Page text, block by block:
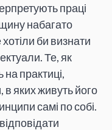
праці
набагато
би визнати
Те, як
практиці,
яких живуть його
самі по собі.